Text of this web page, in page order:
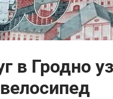
в Гродно